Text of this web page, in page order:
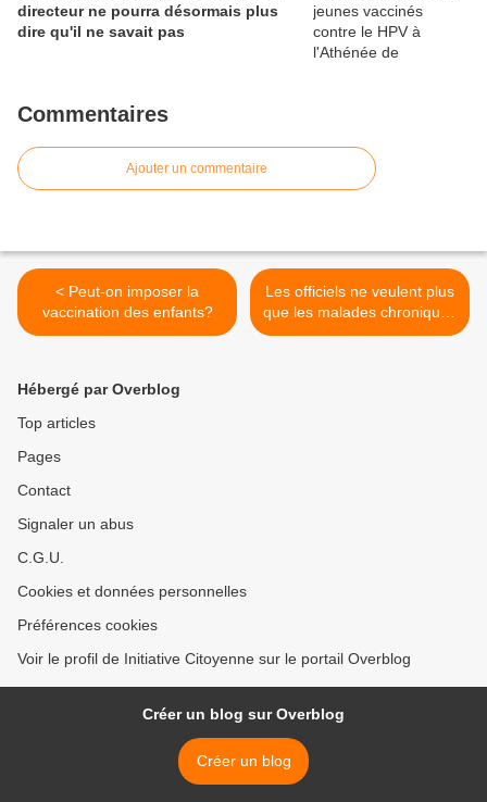
directeur ne pourra désormais plus
dire qu'il ne savait pas
Commentaires
Ajouter un commentaire
< Peut-on imposer la
vaccination des enfants?
Les officiels ne veulent plus
que les malades chroniques
échappent au vaccin
Hébergé par Overblog
Top articles
Pages
Contact
Signaler un abus
C.G.U.
Cookies et données personnelles
Préférences cookies
Voir le profil de Initiative Citoyenne sur le portail Overblog
Créer un blog sur Overblog
Créer un blog